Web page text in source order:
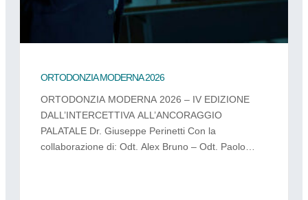
ORTODONZIA MODERNA 2026
ORTODONZIA MODERNA 2026 – IV EDIZIONE
DALL’INTERCETTIVA ALL’ANCORAGGIO
PALATALE Dr. Giuseppe Perinetti Con la
collaborazione di: Odt. Alex Bruno – Odt. Paolo